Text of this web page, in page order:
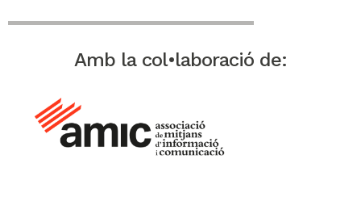
Amb la col•laboració de: